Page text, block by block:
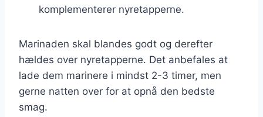
komplementerer nyretapperne.
Marinaden skal blandes godt og derefter
hældes over nyretapperne. Det anbefales at
lade dem marinere i mindst 2-3 timer, men
gerne natten over for at opnå den bedste
smag.